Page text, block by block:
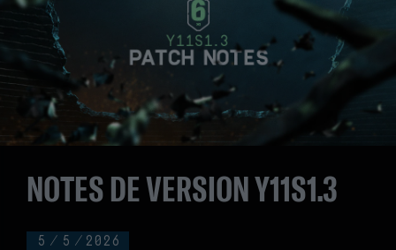
5 / 5 / 2026
NOTES DE VERSION Y11S1.3